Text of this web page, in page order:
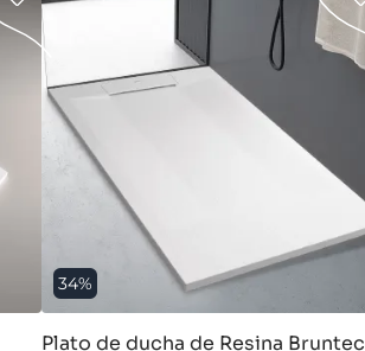
34%
Plato de ducha de Resina Bruntec